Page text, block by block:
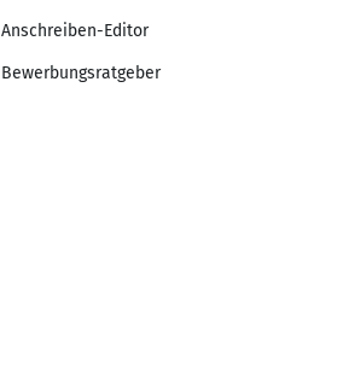
Anschreiben-Editor
Bewerbungsratgeber